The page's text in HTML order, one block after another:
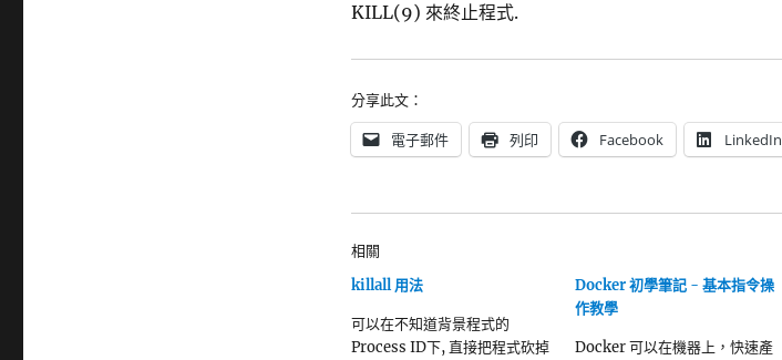
KILL(9) 來終止程式.
分享此文：
電子郵件 列印 Facebook LinkedIn
相關
killall 用法
可以在不知道背景程式的
Process ID下, 直接把程式砍掉
Docker 初學筆記 - 基本指令操
作教學
Docker 可以在機器上，快速產